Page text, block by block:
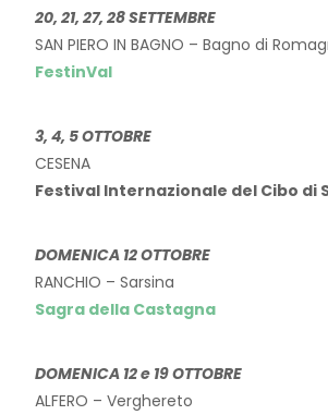
20, 21, 27, 28 SETTEMBRE
SAN PIERO IN BAGNO – Bagno di
FestinVal
3, 4, 5 OTTOBRE
CESENA
Festival Internazionale del Cibo di
DOMENICA 12 OTTOBRE
RANCHIO – Sarsina
Sagra della Castagna
DOMENICA 12 e 19 OTTOBRE
ALFERO – Verghereto